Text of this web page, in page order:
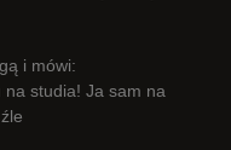
i mówi:
studia! Ja sam na